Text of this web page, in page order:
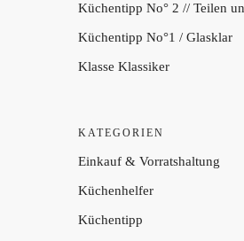
Küchentipp No° 2 // Teilen
Küchentipp No°1 / Glasklar
Klasse Klassiker
KATEGORIEN
Einkauf & Vorratshaltung
Küchenhelfer
Küchentipp